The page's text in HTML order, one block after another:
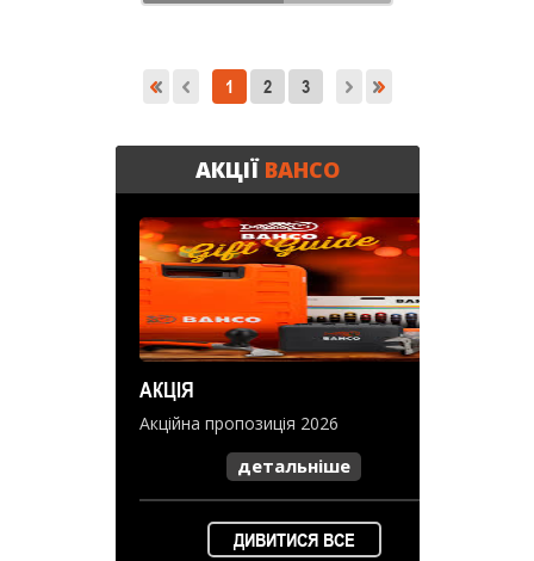
1 2 3
АКЦІЇBAHCO
АКЦІЯ
Акційна пропозиція 2026
детальніше
ДИВИТИСЯ ВСЕ